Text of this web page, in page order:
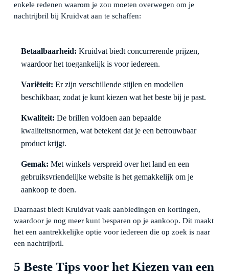
enkele redenen waarom je zou moeten overwegen om je
nachtrijbril bij Kruidvat aan te schaffen:
Betaalbaarheid: Kruidvat biedt concurrerende prijzen,
waardoor het toegankelijk is voor iedereen.
Variëteit: Er zijn verschillende stijlen en modellen
beschikbaar, zodat je kunt kiezen wat het beste bij je past.
Kwaliteit: De brillen voldoen aan bepaalde
kwaliteitsnormen, wat betekent dat je een betrouwbaar
product krijgt.
Gemak: Met winkels verspreid over het land en een
gebruiksvriendelijke website is het gemakkelijk om je
aankoop te doen.
Daarnaast biedt Kruidvat vaak aanbiedingen en kortingen,
waardoor je nog meer kunt besparen op je aankoop. Dit maakt
het een aantrekkelijke optie voor iedereen die op zoek is naar
een nachtrijbril.
5 Beste Tips voor het Kiezen van een